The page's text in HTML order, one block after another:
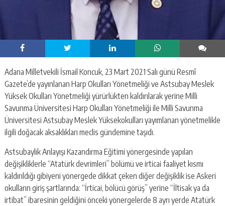
Adana Milletvekili İsmail Koncuk, 23 Mart 2021 Salı günü Resmî
Gazete’de yayınlanan Harp Okulları Yönetmeliği ve Astsubay Meslek
Yüksek Okulları Yönetmeliği yürürlükten kaldırılarak yerine Milli
Savunma Üniversitesi Harp Okulları Yönetmeliği ile Milli Savunma
Üniversitesi Astsubay Meslek Yüksekokulları yayımlanan yönetmelikle
ilgili doğacak aksaklıkları meclis gündemine taşıdı.
Astsubaylık Anlayışı Kazandırma Eğitimi yönergesinde yapılan
değişikliklerle “Atatürk devrimleri” bölümü ve irticai faaliyet kısmı
kaldırıldığı gibiyeni yönergede dikkat çeken diğer değişiklik ise Askeri
okulların giriş şartlarında: “İrticai, bölücü görüş” yerine “İltisak ya da
irtibat” ibaresinin geldiğini önceki yönergelerde 8 ayrı yerde Atatürk